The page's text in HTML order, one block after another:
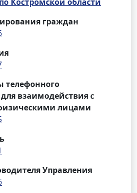
граждан
телефонного
взаимодействия с
лицами
Управления